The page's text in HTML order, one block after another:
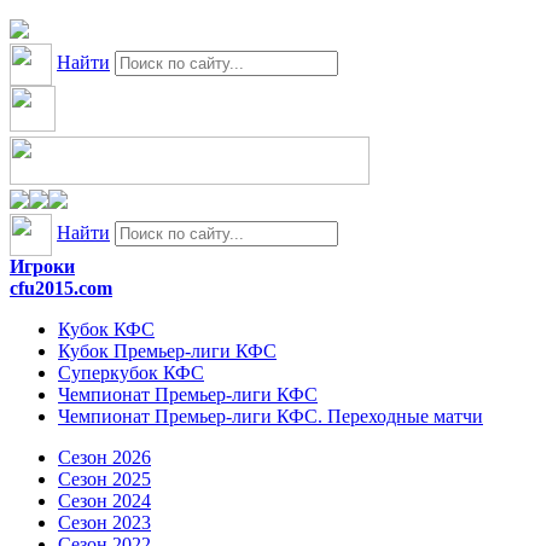
Найти
Найти
Игроки
cfu2015.com
Кубок КФС
Кубок Премьер-лиги КФС
Суперкубок КФС
Чемпионат Премьер-лиги КФС
Чемпионат Премьер-лиги КФС. Переходные матчи
Сезон 2026
Сезон 2025
Сезон 2024
Сезон 2023